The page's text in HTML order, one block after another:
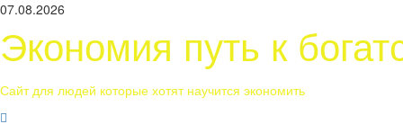
Перейти
содержимому
07.08.2026
Экономия путь к
Сайт для людей которые хотят научится экономить